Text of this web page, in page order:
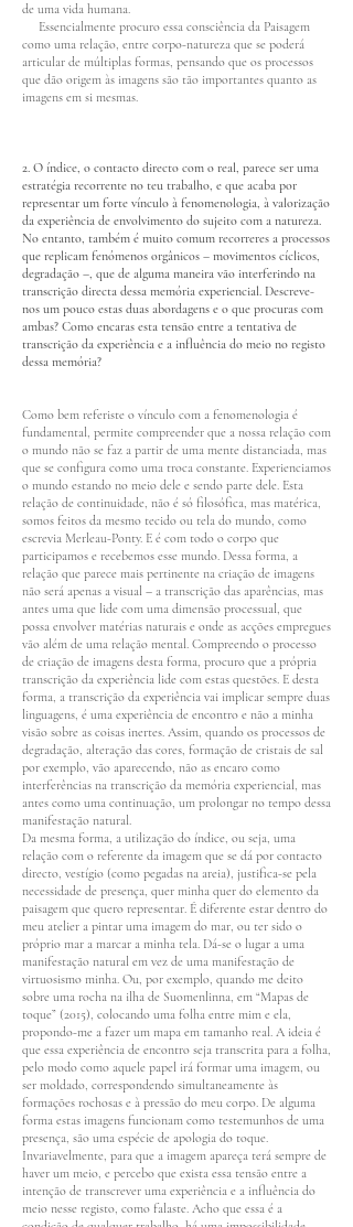
de uma vida humana.
Essencialmente procuro essa consciência da Paisagem
como uma relação, entre corpo-natureza que se poderá
articular de múltiplas formas, pensando que os processos
que dão origem às imagens são tão importantes quanto as
imagens em si mesmas.
2. O índice, o contacto directo com o real, parece ser uma
estratégia recorrente no teu trabalho, e que acaba por
representar um forte vínculo à fenomenologia, à valorização
da experiência de envolvimento do sujeito com a natureza.
No entanto, também é muito comum recorreres a processos
que replicam fenómenos orgânicos – movimentos cíclicos,
degradação –, que de alguma maneira vão interferindo na
transcrição directa dessa memória experiencial. Descreve-
nos um pouco estas duas abordagens e o que procuras com
ambas? Como encaras esta tensão entre a tentativa de
transcrição da experiência e a influência do meio no registo
dessa memória?
Como bem referiste o vínculo com a fenomenologia é
fundamental, permite compreender que a nossa relação com
o mundo não se faz a partir de uma mente distanciada, mas
que se configura como uma troca constante. Experienciamos
o mundo estando no meio dele e sendo parte dele. Esta
relação de continuidade, não é só filosófica, mas matérica,
somos feitos da mesmo tecido ou tela do mundo, como
escrevia Merleau-Ponty. E é com todo o corpo que
participamos e recebemos esse mundo. Dessa forma, a
relação que parece mais pertinente na criação de imagens
não será apenas a visual – a transcrição das aparências, mas
antes uma que lide com uma dimensão processual, que
possa envolver matérias naturais e onde as acções empregues
vão além de uma relação mental. Compreendo o processo
de criação de imagens desta forma, procuro que a própria
transcrição da experiência lide com estas questões. E desta
forma, a transcrição da experiência vai implicar sempre duas
linguagens, é uma experiência de encontro e não a minha
visão sobre as coisas inertes. Assim, quando os processos de
degradação, alteração das cores, formação de cristais de sal
por exemplo, vão aparecendo, não as encaro como
interferências na transcrição da memória experiencial, mas
antes como uma continuação, um prolongar no tempo dessa
manifestação natural.
Da mesma forma, a utilização do índice, ou seja, uma
relação com o referente da imagem que se dá por contacto
directo, vestígio (como pegadas na areia), justifica-se pela
necessidade de presença, quer minha quer do elemento da
paisagem que quero representar. É diferente estar dentro do
meu atelier a pintar uma imagem do mar, ou ter sido o
próprio mar a marcar a minha tela. Dá-se o lugar a uma
manifestação natural em vez de uma manifestação de
virtuosismo minha. Ou, por exemplo, quando me deito
sobre uma rocha na ilha de Suomenlinna, em “Mapas de
toque” (2015), colocando uma folha entre mim e ela,
propondo-me a fazer um mapa em tamanho real. A ideia é
que essa experiência de encontro seja transcrita para a folha,
pelo modo como aquele papel irá formar uma imagem, ou
ser moldado, correspondendo simultaneamente às
formações rochosas e à pressão do meu corpo. De alguma
forma estas imagens funcionam como testemunhos de uma
presença, são uma espécie de apologia do toque.
Invariavelmente, para que a imagem apareça terá sempre de
haver um meio, e percebo que exista essa tensão entre a
intenção de transcrever uma experiência e a influência do
meio nesse registo, como falaste. Acho que essa é a